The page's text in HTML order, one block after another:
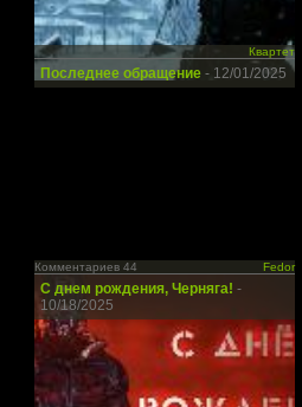
Квартет
Последнее обращение - 12/01/2025
Комментариев 44 Fedor
С днем рождения, Черняга! -
10/18/2025